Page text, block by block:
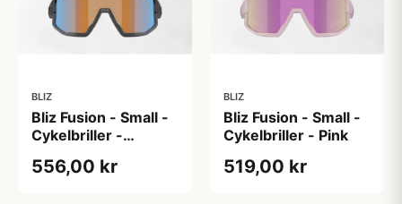
BLIZ
Bliz Fusion - Small -
Cykelbriller -
556,00 kr
BLIZ
Bliz Fusion - Small -
Cykelbriller - Pink
519,00 kr